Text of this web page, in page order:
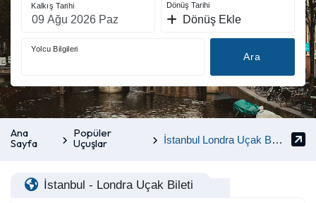
Kalkış Tarihi Dönüş Tarihi
Dönüş Ekle
Yolcu Bilgileri
Ara
Ana
Sayfa
Popüler
Uçuşlar İstanbul Londra Uçak Bileti
İstanbul - Londra Uçak Bileti